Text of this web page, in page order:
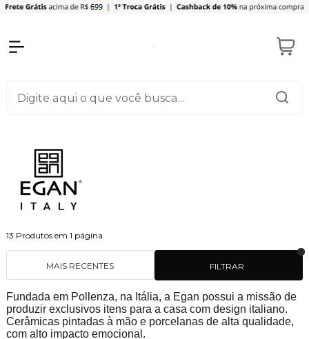
13 Produtos em 1 página
FILTRAR
MAIS RECENTES
Fundada em Pollenza, na Itália, a Egan possui a missão de
produzir exclusivos itens para a casa com design italiano.
Cerâmicas pintadas à mão e porcelanas de alta qualidade,
com alto impacto emocional.